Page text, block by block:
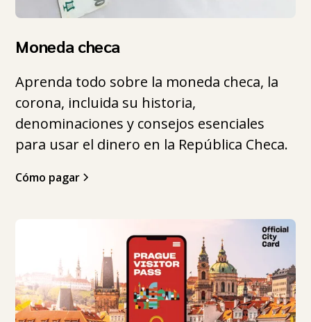
Moneda checa
Aprenda todo sobre la moneda checa, la
corona, incluida su historia,
denominaciones y consejos esenciales
para usar el dinero en la República Checa.
Cómo pagar